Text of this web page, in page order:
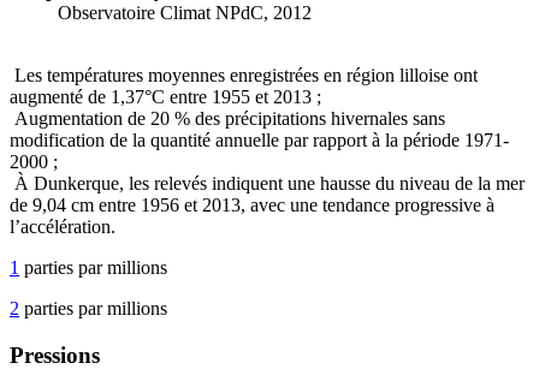
Observatoire Climat NPdC, 2012
Les températures moyennes enregistrées en région lilloise ont
augmenté de 1,37°C entre 1955 et 2013 ;
Augmentation de 20 % des précipitations hivernales sans
modification de la quantité annuelle par rapport à la période 1971-
2000 ;
À Dunkerque, les relevés indiquent une hausse du niveau de la mer
de 9,04 cm entre 1956 et 2013, avec une tendance progressive à
l’accélération.
1 parties par millions
2 parties par millions
Pressions